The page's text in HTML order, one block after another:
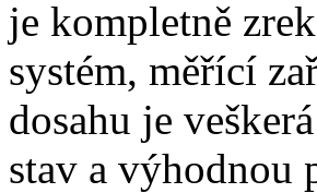
je kompletně
systém, měřící
dosahu je
stav a výhodnou